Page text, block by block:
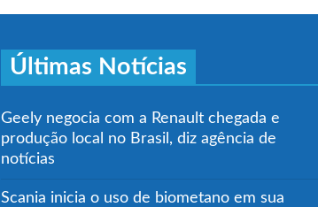
Últimas Notícias
Geely negocia com a Renault chegada e
produção local no Brasil, diz agência de
notícias
Scania inicia o uso de biometano em sua